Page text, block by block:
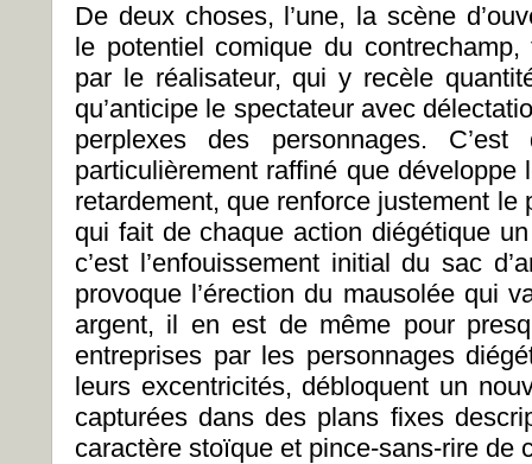
De deux choses, l’une, la scène
le potentiel comique du contrechamp,
par le réalisateur, qui y recèle
qu’anticipe le spectateur avec
perplexes des personnages.
particulièrement raffiné que développe
retardement, que renforce justement
qui fait de chaque action diégétique
c’est l’enfouissement initial du sac
provoque l’érection du mausolée qui
argent, il en est de même pour
entreprises par les personnages
leurs excentricités, débloquent un
capturées dans des plans fixes
caractère stoïque et pince-sans-rire de